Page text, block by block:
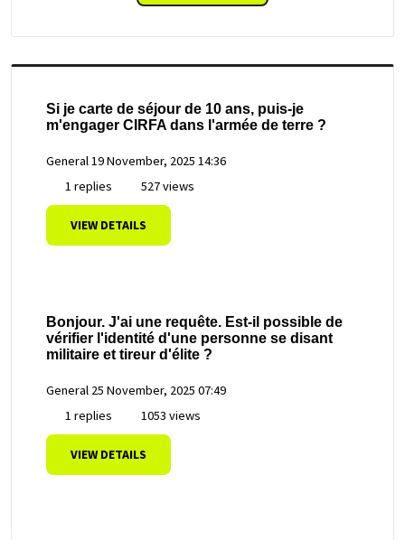
Si je carte de séjour de 10 ans, puis-je
m'engager CIRFA dans l'armée de terre ?
General19 November, 2025 14:36
1 replies
527 views
VIEW DETAILS
Bonjour. J'ai une requête. Est-il possible de
vérifier l'identité d'une personne se disant
militaire et tireur d'élite ?
General 25 November, 2025 07:49
1 replies
1053 views
VIEW DETAILS